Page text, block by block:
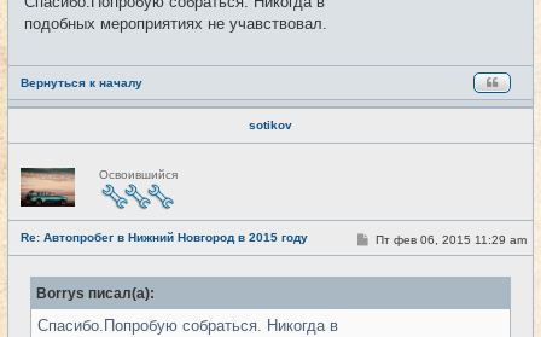
и
подобных мероприятиях не учавствовал.
Вернуться к началу
sotikov
Н
е
в
с
е
т
и
Освоившийся
Re: Автопробег в Нижний Новгород в 2015 году #94
С
о
е
Пт фев 06, 2015 11:29 am
Borrys писал(а):
Спасибо.Попробую собраться. Никогда в